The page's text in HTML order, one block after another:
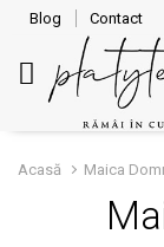
Blog Contact
Acasă Maica